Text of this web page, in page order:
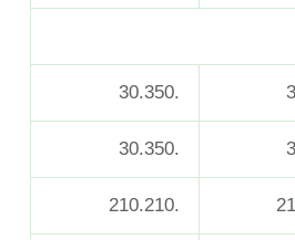
.30.350
.30.350
.210.210